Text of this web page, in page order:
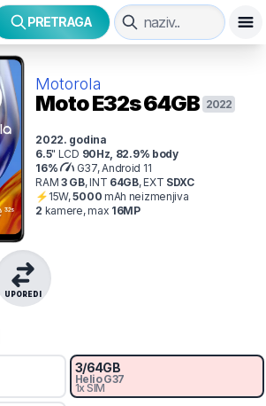
PRETRAGA
Motorola
Moto E32s64GB 2022
2022. godina
6.5" LCD 90Hz 82.9% body
16%
G37, Android 11
RAM 3GB,INT 64GB,EXT SDXC
⚡ 15W,5000 mAh neizmenjiva
2 kamere, max 16MP
UPOREDI
3/64GB
Helio G37
1x SIM